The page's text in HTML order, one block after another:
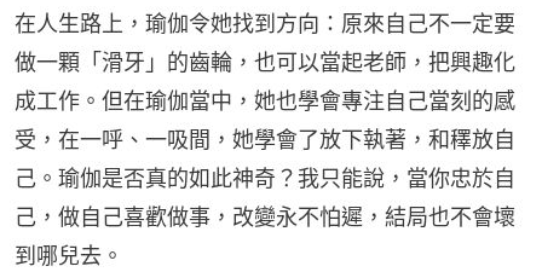
在人生路上，瑜伽令她找到方向：原來自己不一定要
做一顆「滑牙」的齒輪，也可以當起老師，把興趣化
成工作。但在瑜伽當中，她也學會專注自己當刻的感
受，在一呼、一吸間，她學會了放下執著，和䆁放自
己。瑜伽是否真的如此神奇？我只能說，當你忠於自
己，做自己喜歡做事，改變永不怕遲，結局也不會壞
到哪兒去。